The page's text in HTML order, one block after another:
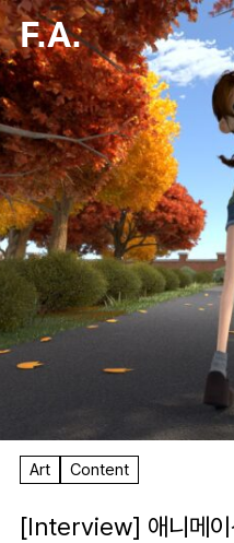
F.A.
Art Content
[Interview] 애니메이